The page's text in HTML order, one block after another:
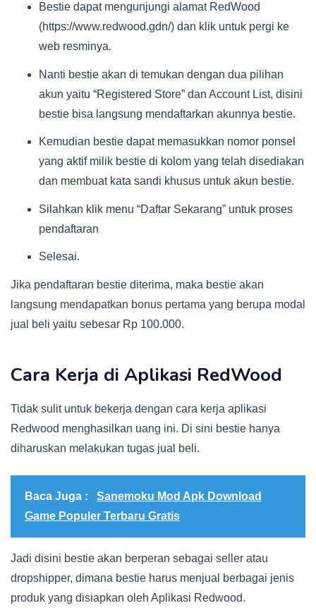
Bestie dapat mengunjungi alamat RedWood
(https://www.redwood.gdn/) dan klik untuk pergi ke
web resminya.
Nanti bestie akan di temukan dengan dua pilihan
akun yaitu “Registered Store” dan Account List, disini
bestie bisa langsung mendaftarkan akunnya bestie.
Kemudian bestie dapat memasukkan nomor ponsel
yang aktif milik bestie di kolom yang telah disediakan
dan membuat kata sandi khusus untuk akun bestie.
Silahkan klik menu “Daftar Sekarang” untuk proses
pendaftaran
Selesai.
Jika pendaftaran bestie diterima, maka bestie akan
langsung mendapatkan bonus pertama yang berupa modal
jual beli yaitu sebesar Rp 100.000.
Cara Kerja di Aplikasi RedWood
Tidak sulit untuk bekerja dengan cara kerja aplikasi
Redwood menghasilkan uang ini. Di sini bestie hanya
diharuskan melakukan tugas jual beli.
Baca Juga :
Sanemoku Mod Apk Download
Game Populer Terbaru Gratis
Jadi disini bestie akan berperan sebagai seller atau
dropshipper, dimana bestie harus menjual berbagai jenis
produk yang disiapkan oleh Aplikasi Redwood.